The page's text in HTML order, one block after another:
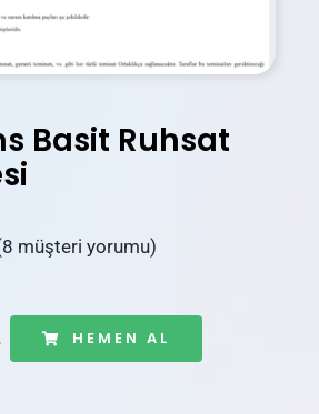
Hesabım
Sepetim
Basit Ruhsat
8 müşteri yorumu)
HEMEN AL